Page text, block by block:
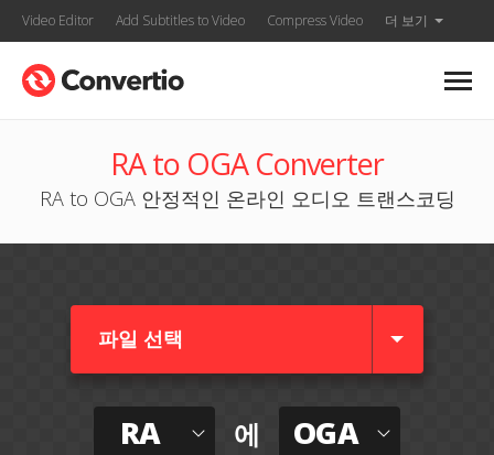
Video Editor Add Subtitles to Video Compress Video 더 보기
RA to OGA Converter
RA to OGA 안정적인 온라인 오디오 트랜스코딩
파일 선택
RA 에 OGA